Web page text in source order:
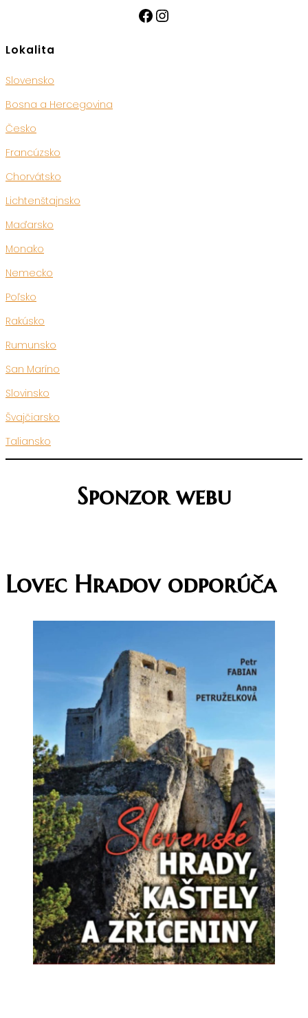
Facebook
Instagram
Lokalita
Slovensko
Bosna a Hercegovina
Česko
Francúzsko
Chorvátsko
Lichtenštajnsko
Maďarsko
Monako
Nemecko
Poľsko
Rakúsko
Rumunsko
San Maríno
Slovinsko
Švajčiarsko
Taliansko
Sponzor webu
Lovec Hradov odporúča